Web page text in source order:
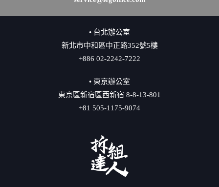
• 台北辦公室
新北市中和區中正路352號5樓
+886 02-2242-7222
• 東京辦公室
東京區新宿區西新宿 8-8-13-801
+81 505-1175-9074